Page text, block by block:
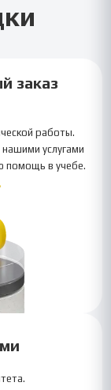
заказ
работы.
услугами
помощь в учебе.